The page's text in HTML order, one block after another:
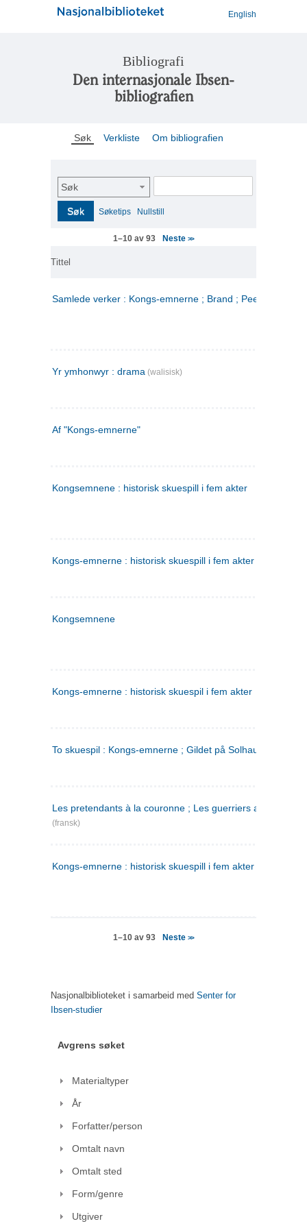
English
Bibliografi
Den internasjonale Ibsen-
bibliografien
Søk Verkliste Om bibliografien
Søk
Søk Søketips Nullstill
1–10 av 93 Neste>>
Tittel
Samlede verker : Kongs-emnerne ; Brand ; Peer Gynt. 2
Yr ymhonwyr : drama (walisisk)
Af "Kongs-emnerne"
Kongsemnene : historisk skuespill i fem akter
Kongs-emnerne : historisk skuespill i fem akter
Kongsemnene
Kongs-emnerne : historisk skuespil i fem akter
To skuespil : Kongs-emnerne ; Gildet på Solhaug
Les pretendants à la couronne ; Les guerriers a Helgeland
(fransk)
Kongs-emnerne : historisk skuespill i fem akter
1–10 av 93 Neste>>
Nasjonalbiblioteket i samarbeid med Senter for
Ibsen-studier
Avgrens søket
Materialtyper
År
Forfatter/person
Omtalt navn
Omtalt sted
Form/genre
Utgiver